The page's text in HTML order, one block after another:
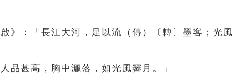
》：「長江大河，足以流（傳）〔轉〕墨客；光風
品甚高，胸中灑落，如光風霽月。」